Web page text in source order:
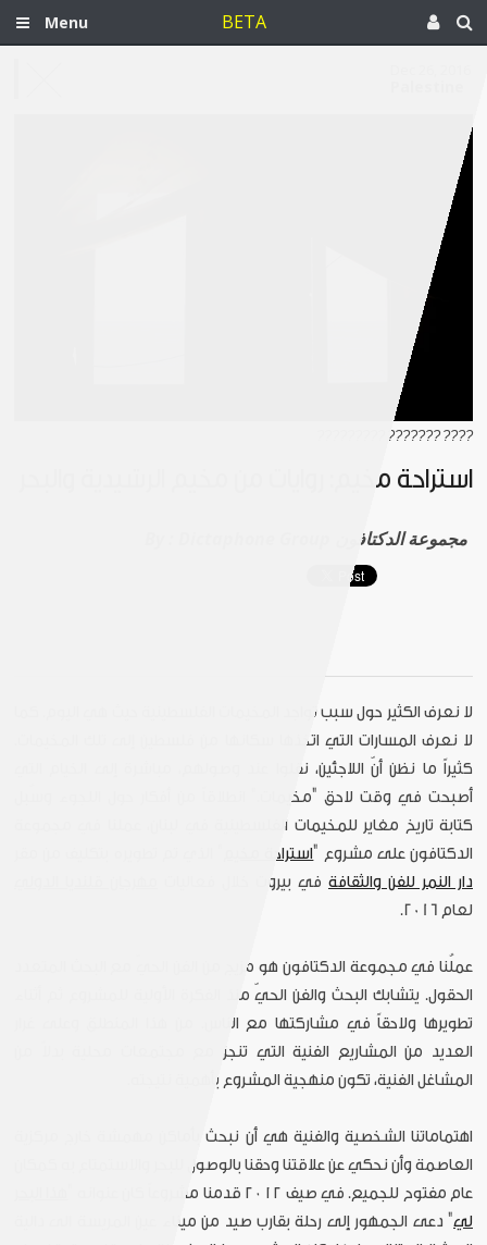
Menu BETA
???? ??????? ?????????
استراحة مخيّم: روايات من مخيم الرشيدية والبحر
Dictaphone Group مجموعة الدكتافون
لا نعرف الكثير حول سبب تواجد المخيمات الفلسطينية حيث هي اليوم. كما
لا نعرف المسارات التي اتخذها سكانها من فلسطين إلى تلك المخيمات.
كثيراً ما نظن أنّ اللاجئين، نقلوا عند وصولهم، مباشرة إلى الخيام التي
أصبحت في وقت لاحق "مخيمات." انطلاقاً من أفكار حول اللجوء وسُبل
كتابة تاريخ مغاير للمخيمات الفلسطينية في لبنان، عملنا في مجموعة
الدكتافون على مشروع "استراحة مخيم
دار النمر للفن والثقافة في بيروت خلال فعاليات
لعام 2016.
عملُنا في مجموعة الدكتافون هو مزيج من الفن الحيّ مع البحث المتعدد
الحقول. يتشابك البحث والفن الحيّ منذ الفكرة الأولية للمشروع ثم أثناء
تطويرها ولاحقاً في مشاركتها مع الناس. من هذا المنطلق وعلى غرار
العديد من المشاريع الفنية التي تنجز مع مجتمعات محلية بدلاً من
المشاغل الفنية، تكون منهجية المشروع بأهمية نتيجته.
اهتماماتنا الشخصية والفنية هي أن نبحث بأماكن مهمشة خارج مركزية
العاصمة وأن نحكي عن علاقتنا وحقنا بالوصول للبحر والاستمتاع به كمكان
عام مفتوح للجميع. في صيف ٢٠١٢ قدمنا مشروعاً كان عنوانه "
لي" دعى الجمهور إلى رحلة بقارب صيد من ميناء عين المريسة الى دالية